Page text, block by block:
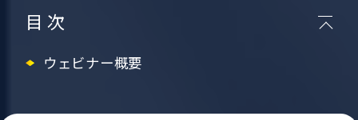
目次
ウェビナー概要